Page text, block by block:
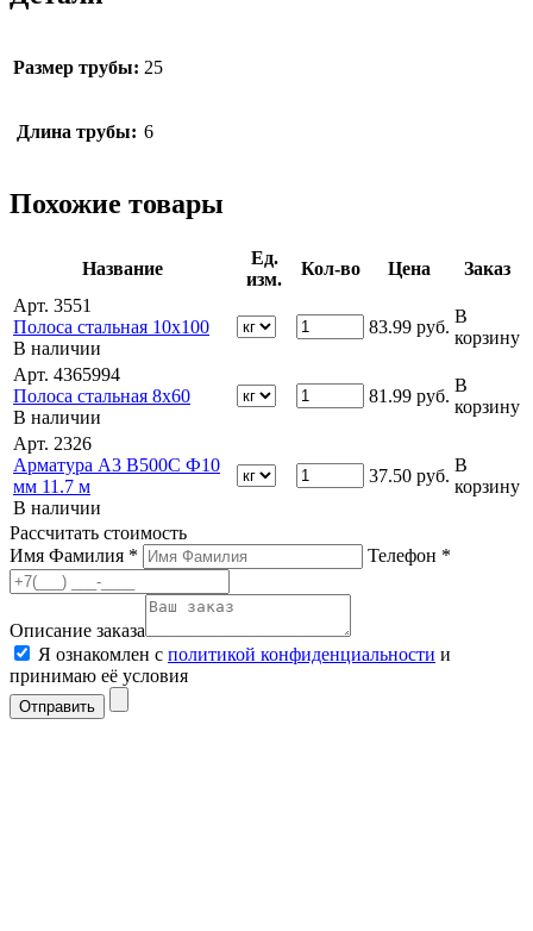
Размер трубы: 25
Длина трубы: 6
Похожие товары
Название
Ед.
изм.
Кол-во Цена
Заказ
Арт. 3551
Полоса стальная 10х100
В наличии
83.99 руб.
В
корзину
Арт. 4365994
Полоса стальная 8х60
В наличии
81.99 руб.
В
корзину
Арт. 2326
Арматура А3 В500С Ф10
мм 11.7 м
В наличии
37.50 руб.
В
корзину
Рассчитать стоимость
Имя Фамилия *
Телефон *
Описание заказа
Я ознакомлен с политикой конфиденциальности и
принимаю её условия
Отправить